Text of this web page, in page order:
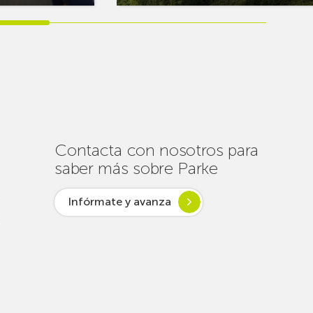
desde
sobreEuskaltel
realiza
garantizar
la
conectividad
en
Contacta con nosotros para
saber más sobre Parke
Infórmate y avanza